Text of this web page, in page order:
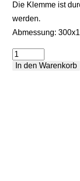
Die Klemme ist
werden.
Abmessung:
Standard-
Feststellklemme
In den Warenkorb